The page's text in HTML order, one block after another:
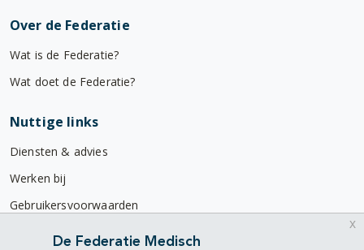
Over de Federatie
Wat is de Federatie?
Wat doet de Federatie?
Nuttige links
Diensten & advies
Werken bij
Gebruikersvoorwaarden
Privacyverklaring
De Federatie Medisch
x